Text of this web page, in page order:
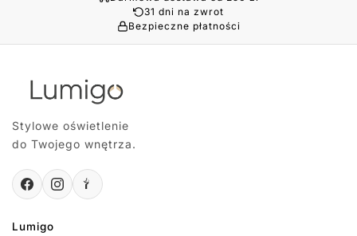
31 dni na zwrot
Bezpieczne płatności
Stylowe oświetlenie
do Twojego wnętrza.
Lumigo